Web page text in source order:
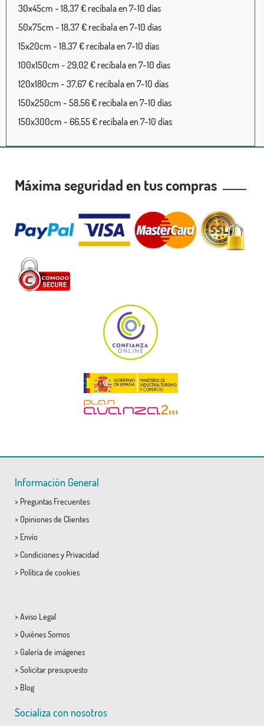
30x45cm - 18,37 € recíbala en 7-10 días
50x75cm - 18,37 € recíbala en 7-10 días
15x20cm - 18,37 € recíbala en 7-10 días
100x150cm - 29,02 € recíbala en 7-10 días
120x180cm - 37,67 € recíbala en 7-10 días
150x250cm - 58,56 € recíbala en 7-10 días
150x300cm - 66,55 € recíbala en 7-10 días
Máxima seguridad en tus compras
Información General
> Preguntas Frecuentes
> Opiniones de Clientes
> Envío
> Condicionesy Privacidad
> Política de cookies
> Aviso Legal
> Quiénes Somos
> Galería de imágenes
> Solicitar presupuesto
> Blog
Socializa con nosotros